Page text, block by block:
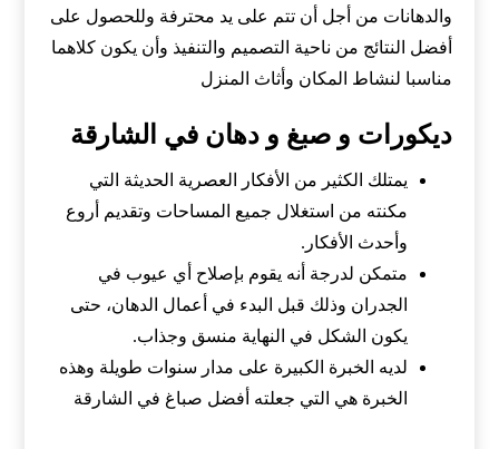
والدهانات من أجل أن تتم على يد محترفة وللحصول على
أفضل النتائج من ناحية التصميم والتنفيذ وأن يكون كلاهما
مناسبا لنشاط المكان وأثاث المنزل
ديكورات و صبغ و دهان في الشارقة
يمتلك الكثير من الأفكار العصرية الحديثة التي
مكنته من استغلال جميع المساحات وتقديم أروع
وأحدث الأفكار.
متمكن لدرجة أنه يقوم بإصلاح أي عيوب في
الجدران وذلك قبل البدء في أعمال الدهان، حتى
يكون الشكل في النهاية منسق وجذاب.
لديه الخبرة الكبيرة على مدار سنوات طويلة وهذه
الخبرة هي التي جعلته أفضل صباغ في الشارقة